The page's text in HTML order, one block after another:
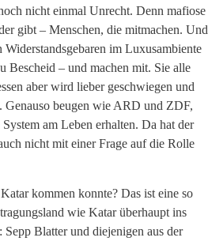
nicht einmal Unrecht. Denn mafiose
gibt – Menschen, die mitmachen. Und
im Luxusambiente
Bescheid – und machen mit. Sie alle
aber wird lieber geschwiegen und
Genauso beugen wie ARD und ZDF,
am Leben erhalten. Da hat der
nicht mit einer Frage auf die Rolle
kommen konnte? Das ist eine so
wie Katar überhaupt ins
Blatter und diejenigen aus der